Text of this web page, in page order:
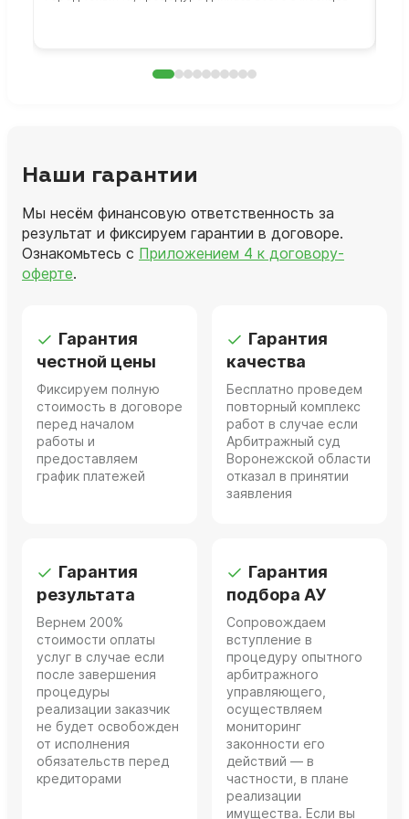
Наши гарантии
Мы несём финансовую ответственность за
результат и фиксируем гарантии в договоре.
Ознакомьтесь с Приложением 4 к договору-
оферте.
Гарантия
честной цены
Фиксируем полную
стоимость в договоре
перед началом
работы и
предоставляем
график платежей
Гарантия
качества
Бесплатно проведем
повторный комплекс
работ в случае если
Арбитражный суд
Воронежской области
отказал в принятии
заявления
Гарантия
результата
Вернем 200%
стоимости оплаты
услуг в случае если
после завершения
процедуры
реализации заказчик
не будет освобожден
от исполнения
обязательств перед
кредиторами
Гарантия
подбора АУ
Сопровождаем
вступление в
процедуру опытного
арбитражного
управляющего,
осуществляем
мониторинг
законности его
действий — в
частности, в плане
реализации
имущества. Если вы